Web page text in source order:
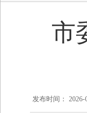
市
发布时间： 2026-